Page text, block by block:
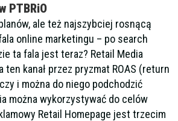
PTBRiO
ale też najszybciej rosnącą
online marketingu – po search
ta fala jest teraz? Retail Media
kanał przez pryzmat ROAS (return
i można do niego podchodzić
można wykorzystywać do celów
Retail Homepage jest trzecim